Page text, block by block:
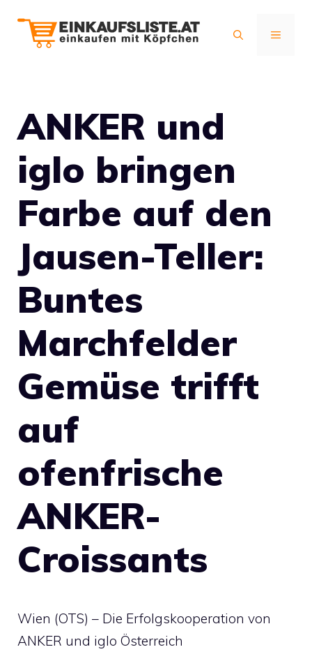
Inhalt
MENÜ
ANKER und
iglo bringen
Farbe auf den
Jausen-Teller:
Buntes
Marchfelder
Gemüse trifft
auf
ofenfrische
ANKER-
Croissants
Wien (OTS) – Die Erfolgskooperation von
ANKER und iglo Österreich